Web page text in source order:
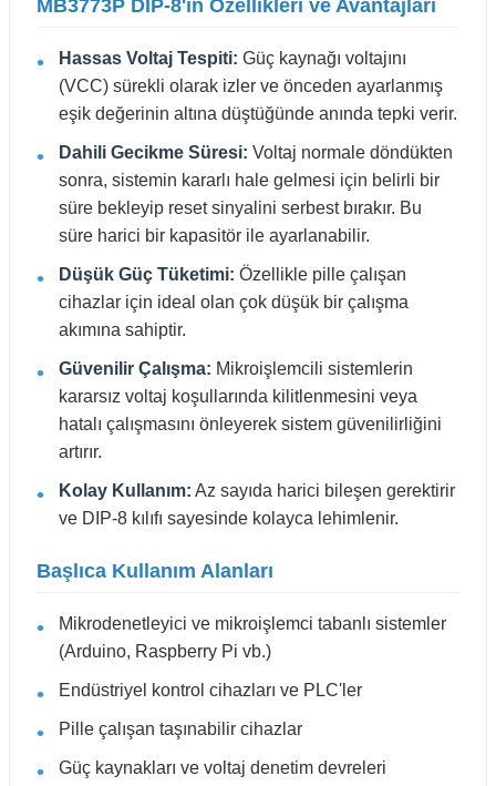
MB3773P DIP-8'in Özellikleri ve Avantajları
Hassas Voltaj Tespiti: Güç kaynağı voltajını
(VCC) sürekli olarak izler ve önceden ayarlanmış
eşik değerinin altına düştüğünde anında tepki verir.
Dahili Gecikme Süresi: Voltaj normale döndükten
sonra, sistemin kararlı hale gelmesi için belirli bir
süre bekleyip reset sinyalini serbest bırakır. Bu
süre harici bir kapasitör ile ayarlanabilir.
Düşük Güç Tüketimi: Özellikle pille çalışan
cihazlar için ideal olan çok düşük bir çalışma
akımına sahiptir.
Güvenilir Çalışma: Mikroişlemcili sistemlerin
kararsız voltaj koşullarında kilitlenmesini veya
hatalı çalışmasını önleyerek sistem güvenilirliğini
artırır.
Kolay Kullanım: Az sayıda harici bileşen gerektirir
ve DIP-8 kılıfı sayesinde kolayca lehimlenir.
Başlıca Kullanım Alanları
Mikrodenetleyici ve mikroişlemci tabanlı sistemler
(Arduino, Raspberry Pi vb.)
Endüstriyel kontrol cihazları ve PLC'ler
Pille çalışan taşınabilir cihazlar
Güç kaynakları ve voltaj denetim devreleri